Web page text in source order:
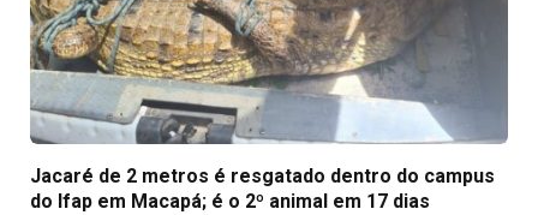
Jacaré de 2 metros é resgatado dentro do campus
do Ifap em Macapá; é o 2º animal em 17 dias